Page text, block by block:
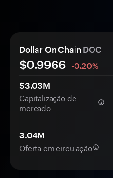
Dollar On Chain DOC
$0.9966
-0.20%
$3.03M
Capitalização de
mercado
3.04M
Oferta em circulação